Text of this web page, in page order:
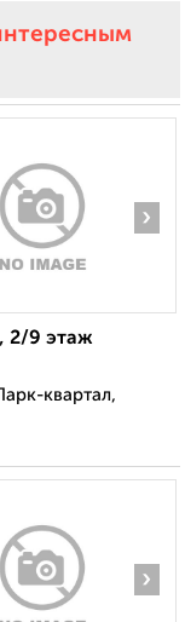
›
2/9 этаж
квартал,
›